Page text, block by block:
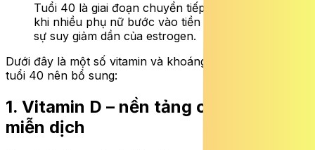
Tuổi 40 là giai đoạn chuyển tiếp quan trọng,
khi nhiều phụ nữ bước vào tiền mãn kinh với
sự suy giảm dần của estrogen.
Dưới đây là một số vitamin và khoáng chất mà phụ nữ
tuổi 40 nên bổ sung:
1. Vitamin D – nền tảng cho xương và
miễn dịch